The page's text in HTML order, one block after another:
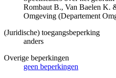
Rombaut B., Van Baelen K.
Omgeving (Departement
(Juridische) toegangsbeperking
anders
Overige beperkingen
geen beperkingen